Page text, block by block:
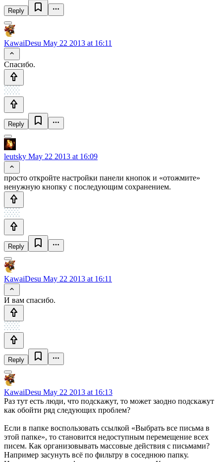
Reply
KawaiDesu May 22 2013 at 16:11
Спасибо.
Reply
leutsky May 22 2013 at 16:09
просто откройте настройки панели кнопок и «отожмите»
ненужную кнопку с последующим сохранением.
Reply
KawaiDesu May 22 2013 at 16:11
И вам спасибо.
Reply
KawaiDesu May 22 2013 at 16:13
Раз тут есть люди, что подскажут, то может заодно подскажут
как обойти ряд следующих проблем?
Если в папке воспользовать ссылкой «Выбрать все письма в
этой папке», то становится недоступным перемещение всех
писем. Как организовывать массовые действия с письмами?
Например засунуть всё по фильтру в соседнюю папку.